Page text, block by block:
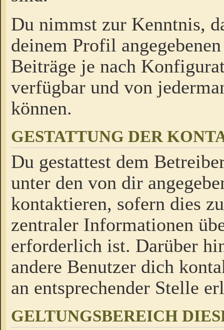
Du nimmst zur Kenntnis,
deinem Profil
Beiträge je nach
verfügbar und von
können.
GESTATTUNG DER
Du gestattest dem
unter den von dir
kontaktieren, sofern dies
zentraler Informationen
erforderlich ist. Darüber
andere Benutzer dich
an entsprechender Stelle
GELTUNGSBEREICH